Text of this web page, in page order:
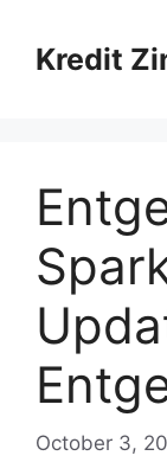
contentKredit
October 3,